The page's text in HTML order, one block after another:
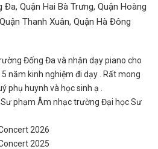
Đa, Quận Hai Bà Trưng, Quận Hoàng
Thanh Xuân, Quận Hà Đông
Đống Đa và nhận dạy piano cho
năm kinh nghiệm đi dạy . Rất mong
phụ huynh và học sinh ạ .
phạm Âm nhạc trường Đại học Sư
2026
2025